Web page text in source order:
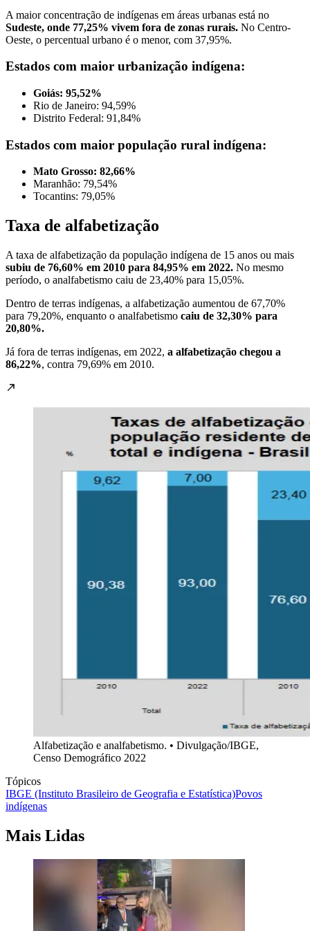
A maior concentração de indígenas em áreas urbanas está no
Sudeste, onde 77,25% vivem fora de zonas rurais. No Centro-
Oeste, o percentual urbano é o menor, com 37,95%.
Estados com maior urbanização indígena:
Goiás: 95,52%
Rio de Janeiro: 94,59%
Distrito Federal: 91,84%
Estados com maior população rural indígena:
Mato Grosso: 82,66%
Maranhão: 79,54%
Tocantins: 79,05%
Taxa de alfabetização
A taxa de alfabetização da população indígena de 15 anos ou mais
subiu de 76,60% em 2010 para 84,95% em 2022. No mesmo
período, o analfabetismo caiu de 23,40% para 15,05%.
Dentro de terras indígenas, a alfabetização aumentou de 67,70%
para 79,20%, enquanto o analfabetismo caiu de 32,30% para
20,80%.
Já fora de terras indígenas, em 2022, a alfabetização chegou a
86,22%, contra 79,69% em 2010.
Alfabetização e analfabetismo​. • Divulgação/IBGE,
Censo Demográfico 2022
Tópicos
IBGE (Instituto Brasileiro de Geografia e Estatística)Povos
indígenas
Mais Lidas